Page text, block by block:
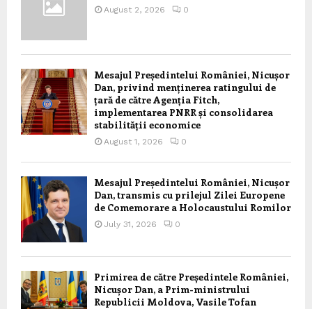
August 2, 2026 0
Mesajul Președintelui României, Nicușor
Dan, privind menținerea ratingului de
țară de către Agenția Fitch,
implementarea PNRR și consolidarea
stabilității economice
August 1, 2026 0
Mesajul Președintelui României, Nicușor
Dan, transmis cu prilejul Zilei Europene
de Comemorare a Holocaustului Romilor
July 31, 2026 0
Primirea de către Președintele României,
Nicușor Dan, a Prim-ministrului
Republicii Moldova, Vasile Tofan